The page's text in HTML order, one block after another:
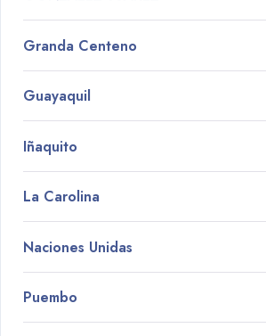
Granda Centeno
Guayaquil
Iñaquito
La Carolina
Naciones Unidas
Puembo